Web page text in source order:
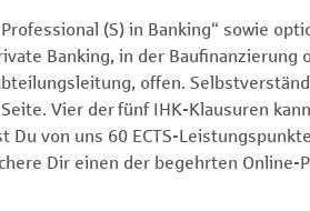
(S) in Banking“ sowie
Banking, in der Baufinanzierung
offen.
Vier der fünf IHK-Klausuren
von uns 60 ECTS-
Dir einen der begehrten Online-